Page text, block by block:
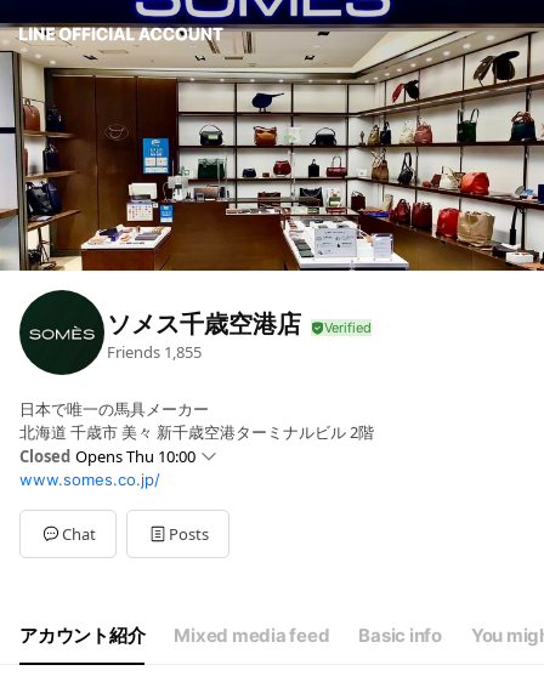
ソメス千歳空港店
Friends 1,855
日本で唯一の馬具メーカー
北海道 千歳市 美々 新千歳空港ターミナルビル 2階
Closed Opens Thu 10:00
Mon10:00 - 18:00
Tue10:00 - 18:00
Wed10:00 - 18:00
Thu10:00 - 18:00
Sun 10:00 - 18:00
※当面の間、営業時間を短縮しております
www.somes.co.jp/
Chat Posts
アカウント紹介 Mixed media feed Basic info You